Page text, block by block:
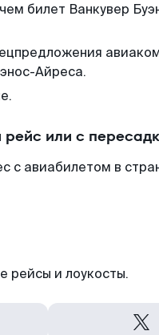
билет Ванкувер
Айреса.
или с
с авиабилетом в
рейсы и лоукосты.